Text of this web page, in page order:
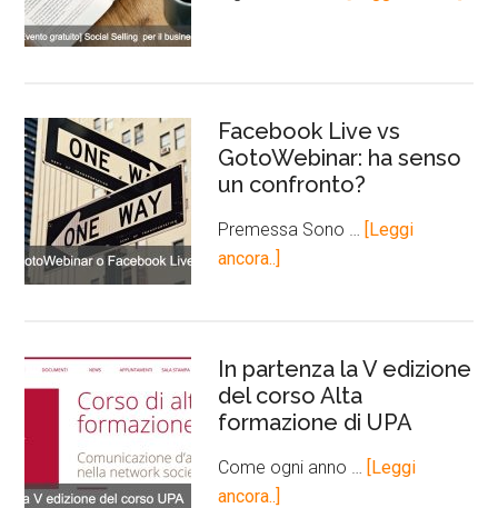
Facebook Live vs
GotoWebinar: ha senso
un confronto?
Premessa Sono … [Leggi
ancora..]
In partenza la V edizione
del corso Alta
formazione di UPA
Come ogni anno … [Leggi
ancora..]